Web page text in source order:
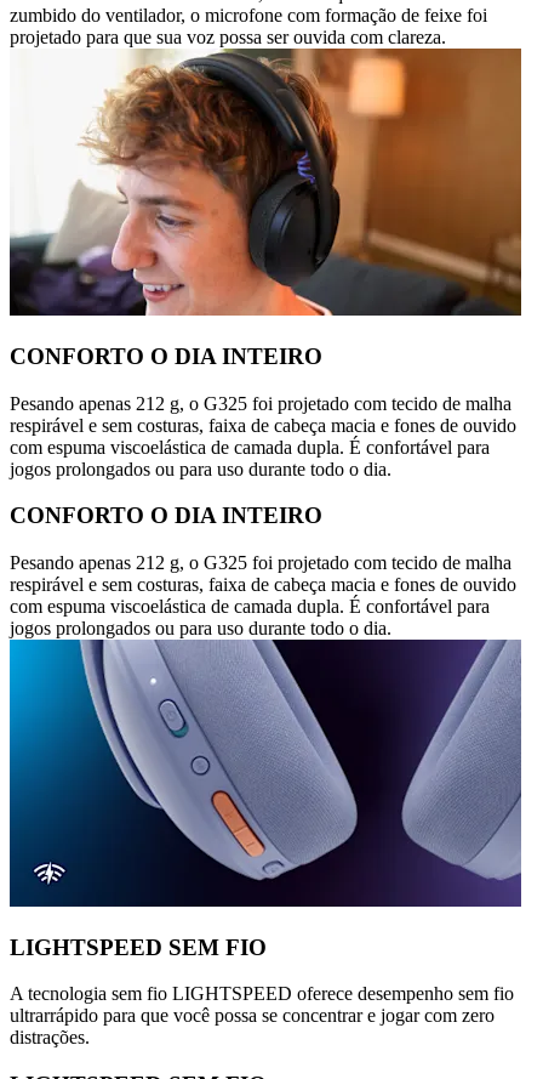
zumbido do ventilador, o microfone com formação de feixe foi
projetado para que sua voz possa ser ouvida com clareza.
CONFORTO O DIA INTEIRO
Pesando apenas 212 g, o G325 foi projetado com tecido de malha
respirável e sem costuras, faixa de cabeça macia e fones de ouvido
com espuma viscoelástica de camada dupla. É confortável para
jogos prolongados ou para uso durante todo o dia.
CONFORTO O DIA INTEIRO
Pesando apenas 212 g, o G325 foi projetado com tecido de malha
respirável e sem costuras, faixa de cabeça macia e fones de ouvido
com espuma viscoelástica de camada dupla. É confortável para
jogos prolongados ou para uso durante todo o dia.
LIGHTSPEED SEM FIO
A tecnologia sem fio LIGHTSPEED oferece desempenho sem fio
ultrarrápido para que você possa se concentrar e jogar com zero
distrações.